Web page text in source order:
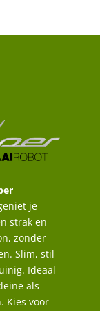
je
strak en
zonder
Slim, stil
Ideaal
als
Kies voor